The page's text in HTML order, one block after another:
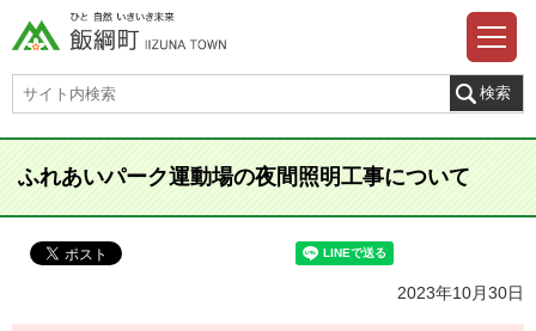
ふれあいパーク運動場の夜間照明工事について
2023年10月30日